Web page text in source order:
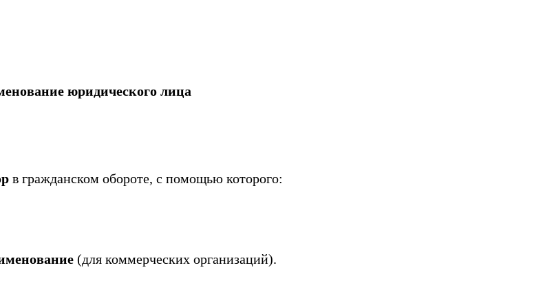
юридического лица
в гражданском обороте, с помощью которого:
(для коммерческих организаций).